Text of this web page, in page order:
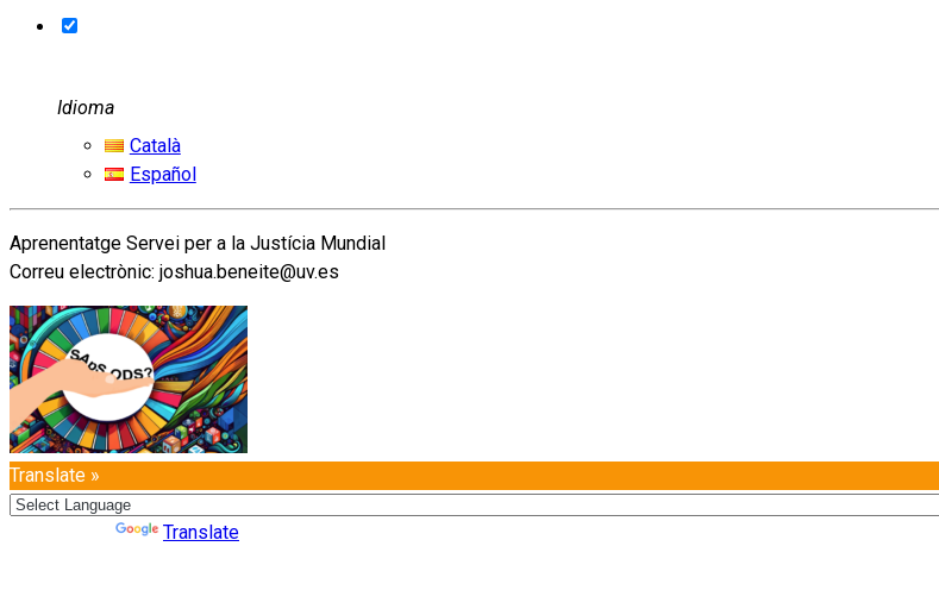
Comparteix
Idioma
Català
Español
Aprenentatge Servei per a la Justícia Mundial
Correu electrònic: joshua.beneite@uv.es
Translate »
Translate